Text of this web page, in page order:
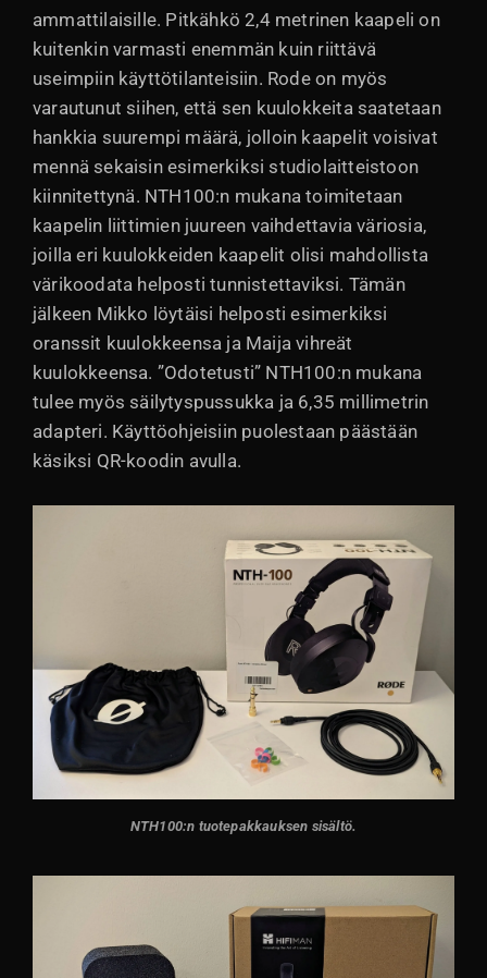
ammattilaisille. Pitkähkö 2,4 metrinen kaapeli on
kuitenkin varmasti enemmän kuin riittävä
useimpiin käyttötilanteisiin. Rode on myös
varautunut siihen, että sen kuulokkeita saatetaan
hankkia suurempi määrä, jolloin kaapelit voisivat
mennä sekaisin esimerkiksi studiolaitteistoon
kiinnitettynä. NTH100:n mukana toimitetaan
kaapelin liittimien juureen vaihdettavia väriosia,
joilla eri kuulokkeiden kaapelit olisi mahdollista
värikoodata helposti tunnistettaviksi. Tämän
jälkeen Mikko löytäisi helposti esimerkiksi
oranssit kuulokkeensa ja Maija vihreät
kuulokkeensa. ”Odotetusti” NTH100:n mukana
tulee myös säilytyspussukka ja 6,35 millimetrin
adapteri. Käyttöohjeisiin puolestaan päästään
käsiksi QR-koodin avulla.
NTH100:n tuotepakkauksen sisältö.